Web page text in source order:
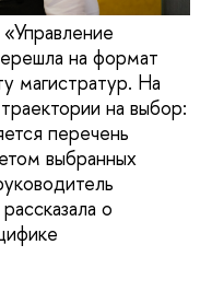
на формат
магистратур. На
на выбор:
перечень
выбранных
о